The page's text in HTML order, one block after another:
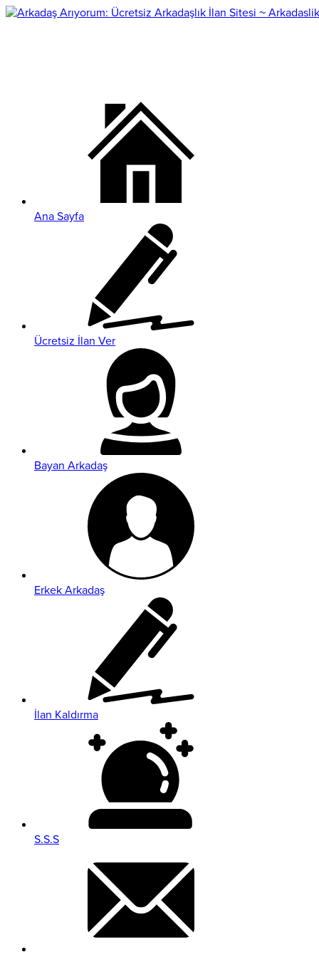
Ana Sayfa
Ücretsiz İlan Ver
Bayan Arkadaş
Erkek Arkadaş
İlan Kaldırma
S.S.S